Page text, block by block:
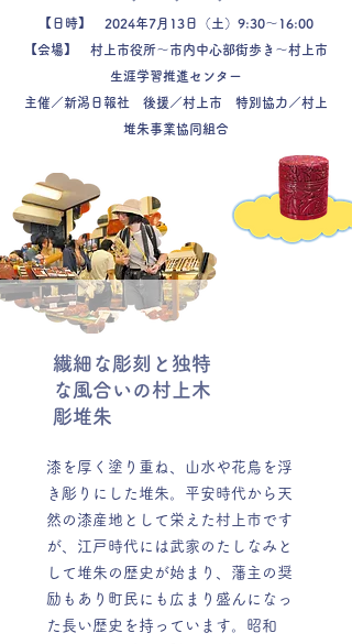
【日時】 2024年7月13日（土）9:30～16:00
【会場】 村上市役所～市内中心部街歩き～村上市
生涯学習推進センター
主催／新潟日報社 後援／村上市 特別協力／村上
堆朱事業協同組合
繊細な彫刻と独特
な風合いの村上木
彫堆朱
漆を厚く塗り重ね、山水や花鳥を浮
き彫りにした堆朱。平安時代から天
然の漆産地として栄えた村上市です
が、江戸時代には武家のたしなみと
して堆朱の歴史が始まり、藩主の奨
励もあり町民にも広まり盛んになっ
た長い歴史を持っています。昭和